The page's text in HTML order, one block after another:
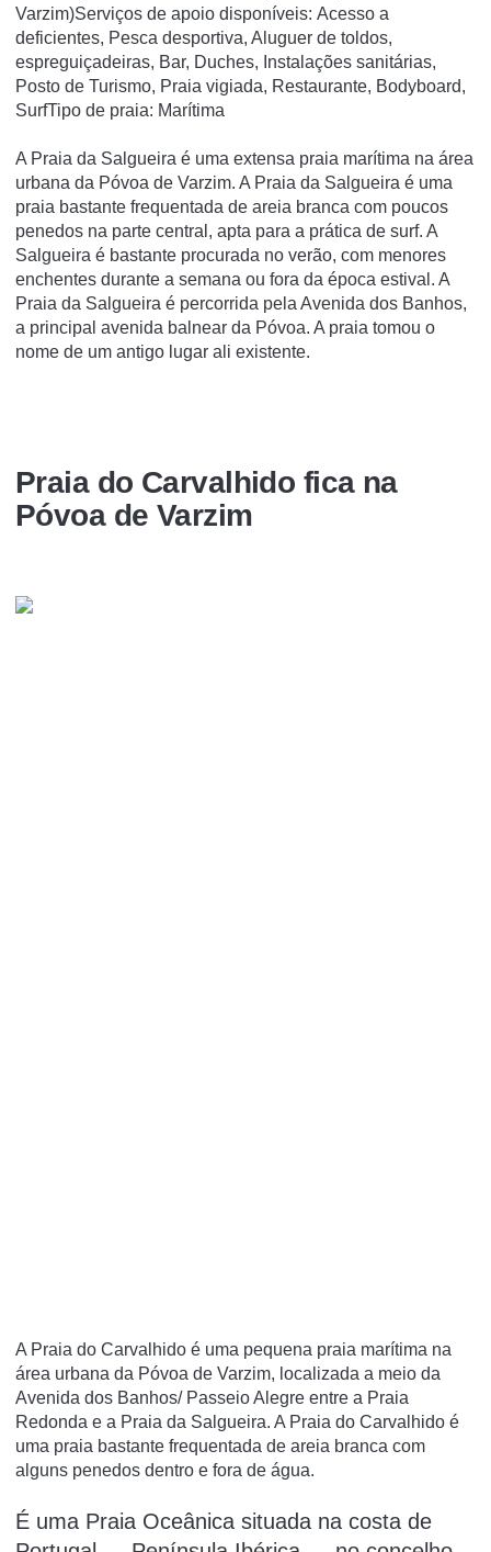
Varzim)Serviços de apoio disponíveis: Acesso a
deficientes, Pesca desportiva, Aluguer de toldos,
espreguiçadeiras, Bar, Duches, Instalações sanitárias,
Posto de Turismo, Praia vigiada, Restaurante, Bodyboard,
SurfTipo de praia: Marítima
A Praia da Salgueira é uma extensa praia marítima na área
urbana da Póvoa de Varzim. A Praia da Salgueira é uma
praia bastante frequentada de areia branca com poucos
penedos na parte central, apta para a prática de surf. A
Salgueira é bastante procurada no verão, com menores
enchentes durante a semana ou fora da época estival. A
Praia da Salgueira é percorrida pela Avenida dos Banhos,
a principal avenida balnear da Póvoa. A praia tomou o
nome de um antigo lugar ali existente.
Praia do Carvalhido fica na
Póvoa de Varzim
A Praia do Carvalhido é uma pequena praia marí­tima na
área urbana da Póvoa de Varzim, localizada a meio da
Avenida dos Banhos/ Passeio Alegre entre a Praia
Redonda e a Praia da Salgueira. A Praia do Carvalhido é
uma praia bastante frequentada de areia branca com
alguns penedos dentro e fora de água.
É uma Praia Oceânica situada na costa de